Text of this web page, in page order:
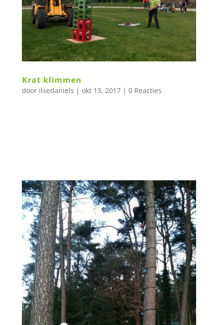
Krat klimmen
door ilsedaniels | okt 13, 2017| 0 Reacties